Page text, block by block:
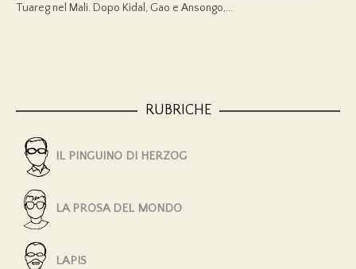
Tuareg nel Mali. Dopo Kidal, Gao e Ansongo,...
RUBRICHE
IL PINGUINO DI HERZOG
LA PROSA DEL MONDO
LAPIS